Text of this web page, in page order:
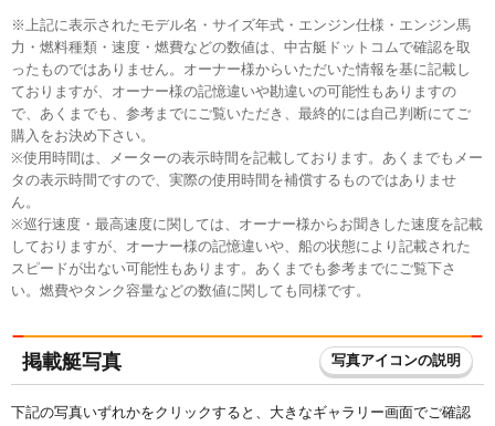
※上記に表示されたモデル名・サイズ年式・エンジン仕様・エンジン馬
力・燃料種類・速度・燃費などの数値は、中古艇ドットコムで確認を取
ったものではありません。オーナー様からいただいた情報を基に記載し
ておりますが、オーナー様の記憶違いや勘違いの可能性もありますの
で、あくまでも、参考までにご覧いただき、最終的には自己判断にてご
購入をお決め下さい。
※使用時間は、メーターの表示時間を記載しております。あくまでもメー
タの表示時間ですので、実際の使用時間を補償するものではありませ
ん。
※巡行速度・最高速度に関しては、オーナー様からお聞きした速度を記載
しておりますが、オーナー様の記憶違いや、船の状態により記載された
スピードが出ない可能性もあります。あくまでも参考までにご覧下さ
い。燃費やタンク容量などの数値に関しても同様です。
掲載艇写真 写真アイコンの説明
下記の写真いずれかをクリックすると、大きなギャラリー画面でご確認